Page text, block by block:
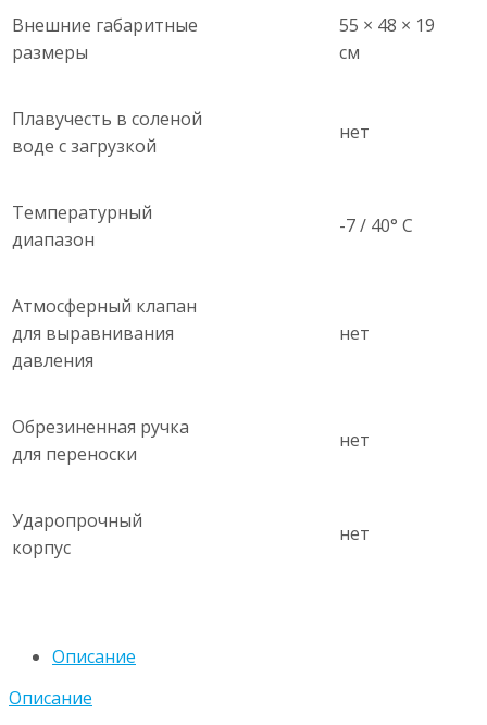
Внешние габаритные
размеры
55 × 48 × 19
см
Плавучесть в соленой
воде с загрузкой
нет
Температурный
диапазон
-7 / 40° С
Атмосферный клапан
для выравнивания
давления
нет
Обрезиненная ручка
для переноски
нет
Ударопрочный
корпус
нет
Описание
Описание